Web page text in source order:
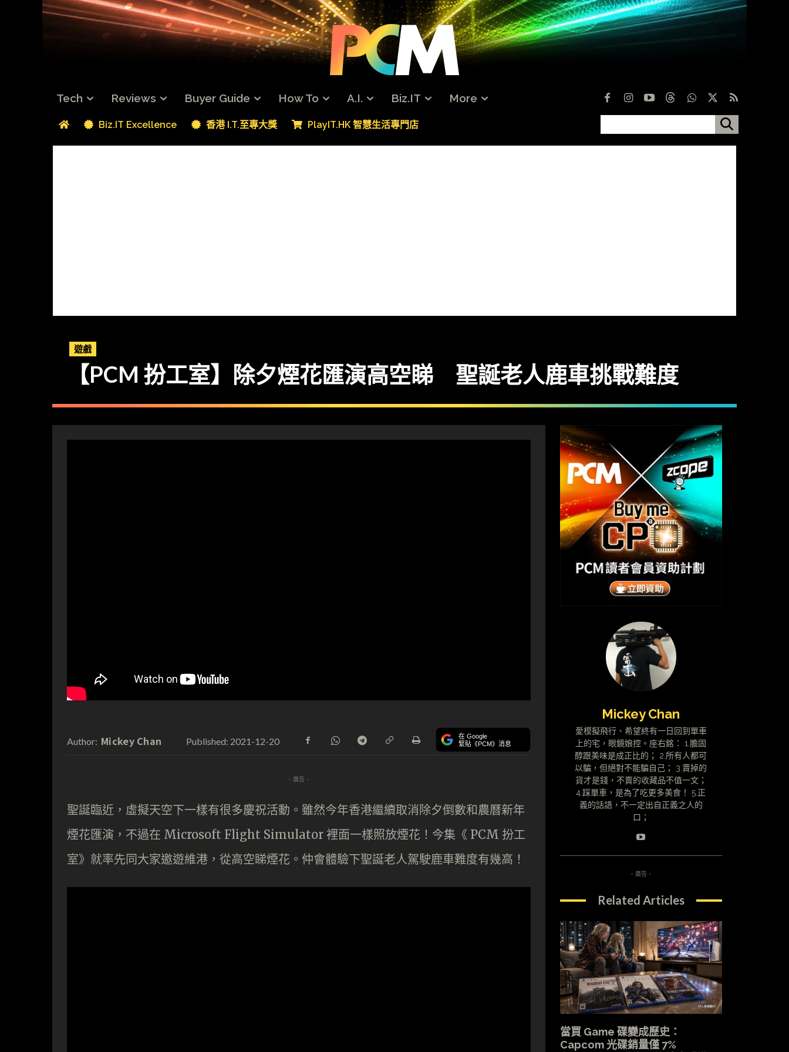
Tech Reviews Buyer Guide How To A.I. Biz.IT More
Biz.IT Excellence 香港 I.T.至專大獎 PlayIT.HK 智慧生活專門店
遊戲
【PCM 扮工室】除夕煙花匯演高空睇 聖誕老人鹿車挑戰難度
Author: Mickey Chan Published: 2021-12-20 在 Google
緊貼《PCM》消息
- 廣告 -
聖誕臨近，虛擬天空下一樣有很多慶祝活動。雖然今年香港繼續取消除夕倒數和農曆新年
煙花匯演，不過在 Microsoft Flight Simulator 裡面一樣照放煙花！今集《 PCM 扮工
室》就率先同大家邀遊維港，從高空睇煙花。仲會體驗下聖誕老人駕駛鹿車難度有幾高！
Mickey Chan
愛模擬飛行、希望終有一日回到單車
上的宅，眼鏡娘控。座右銘： 1.膽固
醇跟美味是成正比的； 2.所有人都可
以騙，但絕對不能騙自己； 3.賣掉的
貨才是錢，不賣的收藏品不值一文；
4.踩單車，是為了吃更多美食！ 5.正
義的話語，不一定出自正義之人的
口；
- 廣告 -
Related Articles
當買 Game 碟變成歷史：
Capcom 光碟銷量僅 7%